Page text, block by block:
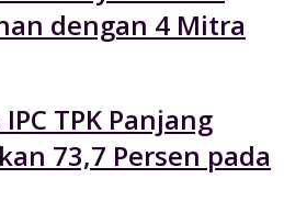
dengan 4 Mitra
TPK Panjang
73,7 Persen pada